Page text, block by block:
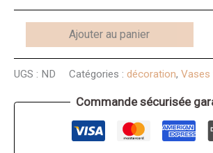
Ajouter au panier
UGS : ND Catégories : décoration, Vases
Commande sécurisée